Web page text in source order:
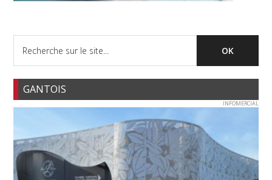
GANTOIS
INFOMERCIAL